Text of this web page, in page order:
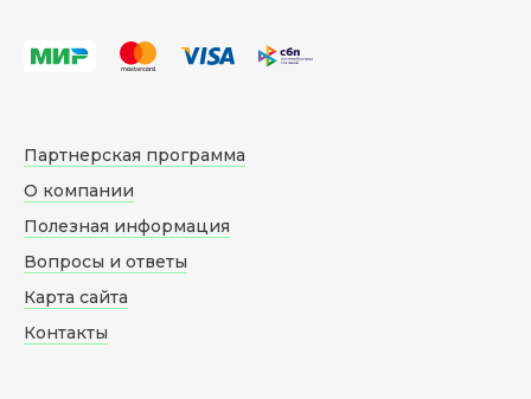
Партнерская программа
О компании
Полезная информация
Вопросы и ответы
Карта сайта
Контакты